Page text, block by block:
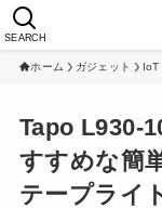
SEARCH
ホーム ガジェット IoT
Tapo L930-
すすめな簡
テープライ